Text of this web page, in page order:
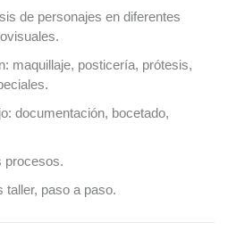
de personajes en diferentes
maquillaje, posticería, prótesis,
documentación, bocetado,
procesos.
taller, paso a paso.